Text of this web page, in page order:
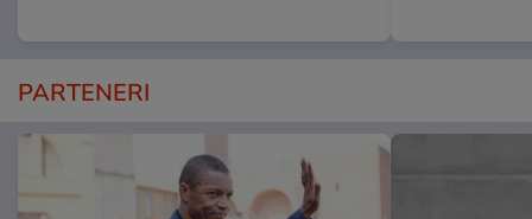
PARTENERI